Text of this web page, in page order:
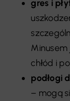
gres i
chłód i
podłogi
– mogą